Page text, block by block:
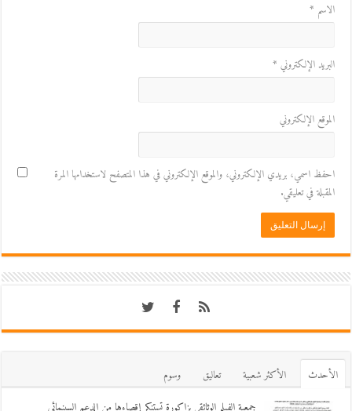
الاسم *
البريد الإلكتروني *
الموقع الإلكتروني
احفظ اسمي، بريدي الإلكتروني، والموقع الإلكتروني في هذا المتصفح لاستخدامها المرة
المقبلة في تعليقي.
اﻷحدث اﻷكثر شعبية تعاليق
وسوم